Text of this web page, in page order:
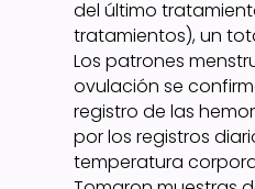
del último
tratamientos), un
Los patrones
ovulación se
registro de las
por los registros
temperatura